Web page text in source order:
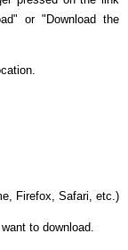
or "Download the
Firefox, Safari, etc.)
to download.